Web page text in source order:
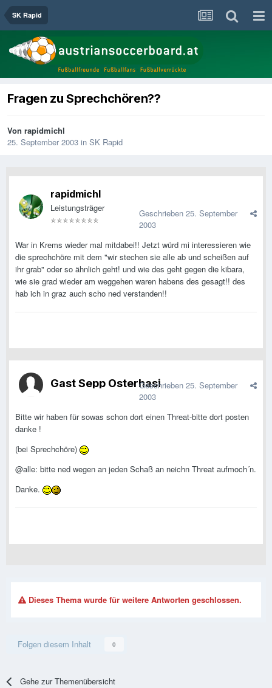
SK Rapid
Fragen zu Sprechchören??
Von rapidmichl
25. September 2003 in SK Rapid
rapidmichl
Leistungsträger Geschrieben 25. September
2003
War in Krems wieder mal mitdabei!! Jetzt würd mi interessieren wie
die sprechchöre mit dem "wir stechen sie alle ab und scheißen auf
ihr grab" oder so ähnlich geht! und wie des geht gegen die kibara,
wie sie grad wieder am weggehen waren habens des gesagt!! des
hab ich in graz auch scho ned verstanden!!
Gast Sepp OsterhasiGeschrieben 25. September
2003
Bitte wir haben für sowas schon dort einen Threat-bitte dort posten
danke !
(bei Sprechchöre)
@alle: bitte ned wegen an jeden Schaß an neichn Threat aufmoch´n.
Danke.
Dieses Thema wurde für weitere Antworten geschlossen.
Folgen diesem Inhalt 0
Gehe zur Themenübersicht